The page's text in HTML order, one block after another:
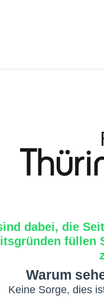
dabei, die
füllen
Warum
Keine Sorge, dies